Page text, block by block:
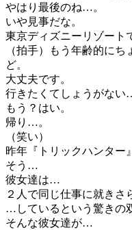
やはり最後のね…。
いや見事だな。
東京ディズニーリゾート
（拍手）もう年齢的に
ど。
大丈夫です。
行きたくてしょうがない
もう？はい。
帰り…。
（笑い）
昨年『トリックハンター
そう…
彼女達は…
２人で同じ仕事に就き
…しているという驚きの
そんな彼女達が…